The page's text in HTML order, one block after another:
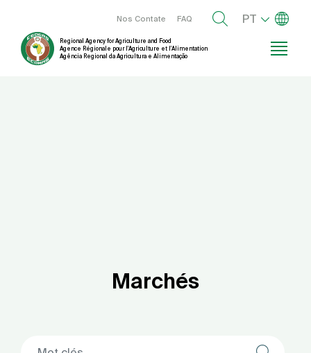
o
conteúdo
Regional Agency for Agriculture and Food
Agence Régionale pour l’Agriculture et l’Alimentation
Agência Regional da Agricultura e Alimentação
Menu right
Nos Contate FAQ PT
Lista
Marchés